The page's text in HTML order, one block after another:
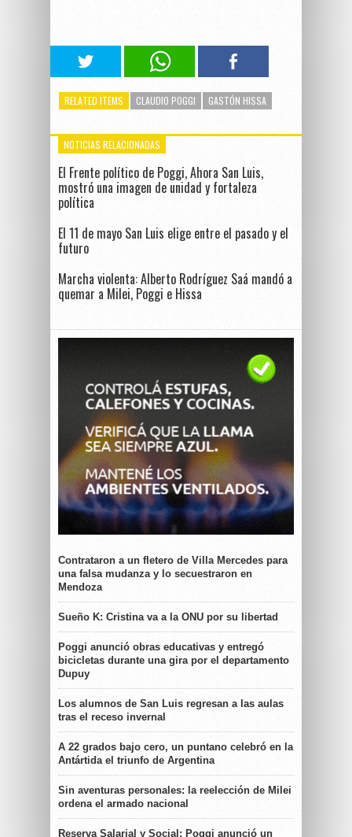
RELATED ITEMS CLAUDIO POGGI GASTÓN HISSA
NOTICIAS RELACIONADAS
El Frente político de Poggi, Ahora San Luis,
mostró una imagen de unidad y fortaleza
política
El 11 de mayo San Luis elige entre el pasado y el
futuro
Marcha violenta: Alberto Rodríguez Saá mandó a
quemar a Milei, Poggi e Hissa
Contrataron a un fletero de Villa Mercedes para
una falsa mudanza y lo secuestraron en
Mendoza
Sueño K: Cristina va a la ONU por su libertad
Poggi anunció obras educativas y entregó
bicicletas durante una gira por el departamento
Dupuy
Los alumnos de San Luis regresan a las aulas
tras el receso invernal
A 22 grados bajo cero, un puntano celebró en la
Antártida el triunfo de Argentina
Sin aventuras personales: la reelección de Milei
ordena el armado nacional
Reserva Salarial y Social: Poggi anunció un